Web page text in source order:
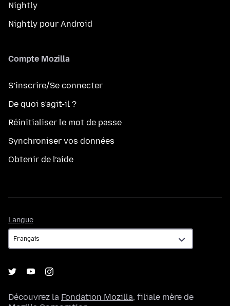
Nightly
Nightly pour Android
Compte Mozilla
S’inscrire/Se connecter
De quoi s’agit-il ?
Réinitialiser le mot de passe
Synchroniser vos données
Obtenir de l’aide
Langue
Découvrez la Fondation Mozilla, filiale mère de